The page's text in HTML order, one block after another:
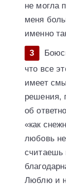
не могла
меня
именно
что все
имеет
решения,
об
«как
любовь
считаешь
Люблю и